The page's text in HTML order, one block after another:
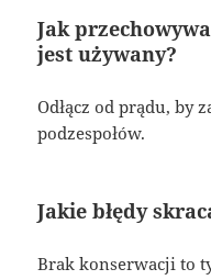
Jak
jest używany?
Odłącz od prądu, by
podzespołów.
Jakie błędy
Brak konserwacji to